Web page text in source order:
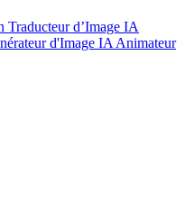
Traducteur d’Image IA
d'Image IA Animateur